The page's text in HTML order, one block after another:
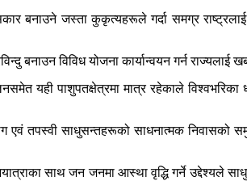
बनाउने जस्ता कुकृत्यहरूले गर्दा समग्र राष्ट्रलाई
बनाउन विविध योजना कार्यान्वयन गर्न राज्यलाई
पाशुपतक्षेत्रमा मात्र रहेकाले विश्वभरिका
एवं तपस्वी साधुसन्तहरूको साधनात्मक निवासको
साथ जन जनमा आस्था वृद्धि गर्ने उद्देश्यले